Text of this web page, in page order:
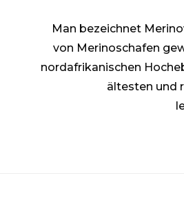
Man bezeichnet
von Merinoschafen
nordafrikanischen
ältesten und